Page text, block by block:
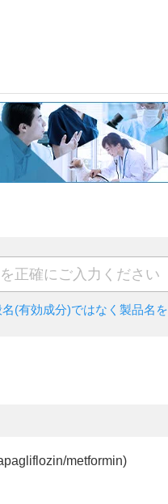
(有効成分)ではなく 製品名
metformin)